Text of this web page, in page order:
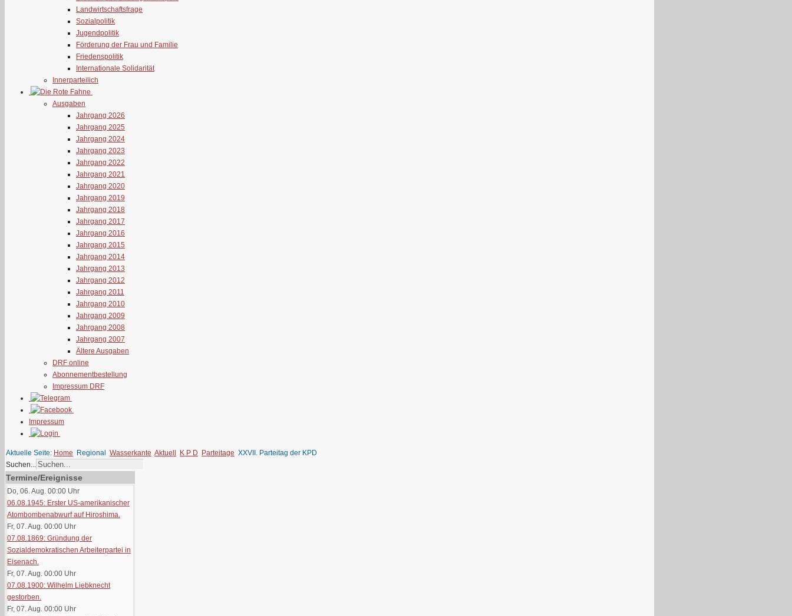
Landwirtschaftsfrage
Sozialpolitik
Jugendpolitik
Förderung der Frau und Familie
Friedenspolitik
Internationale Solidarität
Innerparteilich
Ausgaben
Jahrgang 2026
Jahrgang 2025
Jahrgang 2024
Jahrgang 2023
Jahrgang 2022
Jahrgang 2021
Jahrgang 2020
Jahrgang 2019
Jahrgang 2018
Jahrgang 2017
Jahrgang 2016
Jahrgang 2015
Jahrgang 2014
Jahrgang 2013
Jahrgang 2012
Jahrgang 2011
Jahrgang 2010
Jahrgang 2009
Jahrgang 2008
Jahrgang 2007
Ältere Ausgaben
DRF online
Abonnementbestellung
Impressum DRF
Impressum
Aktuelle Seite: Home Regional Wasserkante Aktuell K P D Parteitage XXVII. Parteitag der KPD
Suchen...
Termine/Ereignisse
Do, 06. Aug. 00:00 Uhr
06.08.1945: Erster US-amerikanischer
Atombombenabwurf auf Hiroshima.
Fr, 07. Aug. 00:00 Uhr
07.08.1869: Gründung der
Sozialdemokratischen Arbeiterpartei in
Eisenach.
Fr, 07. Aug. 00:00 Uhr
07.08.1900: Wilhelm Liebknecht
gestorben.
Fr, 07. Aug. 00:00 Uhr